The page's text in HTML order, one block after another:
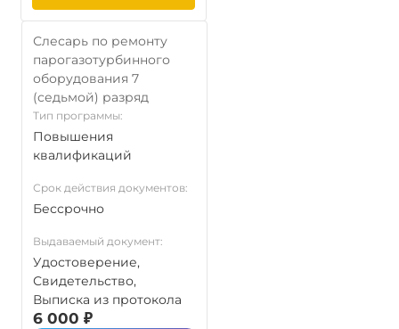
Слесарь по ремонту
парогазотурбинного
оборудования 7
(седьмой) разряд
Тип программы:
Повышения
квалификаций
Срок действия документов:
Бессрочно
Выдаваемый документ:
Удостоверение,
Свидетельство,
Выписка из протокола
6 000 ₽